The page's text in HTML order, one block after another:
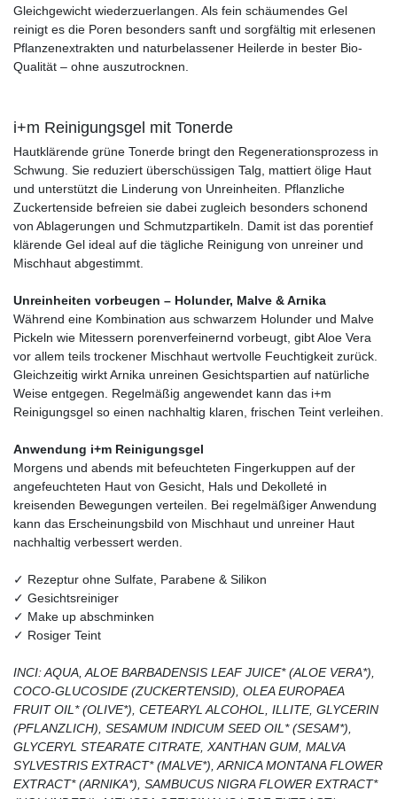
Gleichgewicht wiederzuerlangen. Als fein schäumendes Gel
reinigt es die Poren besonders sanft und sorgfältig mit erlesenen
Pflanzenextrakten und naturbelassener Heilerde in bester Bio-
Qualität – ohne auszutrocknen.
i+m Reinigungsgel mit Tonerde
Hautklärende grüne Tonerde bringt den Regenerationsprozess in
Schwung. Sie reduziert überschüssigen Talg, mattiert ölige Haut
und unterstützt die Linderung von Unreinheiten. Pflanzliche
Zuckertenside befreien sie dabei zugleich besonders schonend
von Ablagerungen und Schmutzpartikeln. Damit ist das porentief
klärende Gel ideal auf die tägliche Reinigung von unreiner und
Mischhaut abgestimmt.
Unreinheiten vorbeugen – Holunder, Malve & Arnika
Während eine Kombination aus schwarzem Holunder und Malve
Pickeln wie Mitessern porenverfeinernd vorbeugt, gibt Aloe Vera
vor allem teils trockener Mischhaut wertvolle Feuchtigkeit zurück.
Gleichzeitig wirkt Arnika unreinen Gesichtspartien auf natürliche
Weise entgegen. Regelmäßig angewendet kann das i+m
Reinigungsgel so einen nachhaltig klaren, frischen Teint verleihen.
Anwendung i+m Reinigungsgel
Morgens und abends mit befeuchteten Fingerkuppen auf der
angefeuchteten Haut von Gesicht, Hals und Dekolleté in
kreisenden Bewegungen verteilen. Bei regelmäßiger Anwendung
kann das Erscheinungsbild von Mischhaut und unreiner Haut
nachhaltig verbessert werden.
✓ Rezeptur ohne Sulfate, Parabene & Silikon
✓ Gesichtsreiniger
✓ Make up abschminken
✓ Rosiger Teint
INCI: AQUA, ALOE BARBADENSIS LEAF JUICE* (ALOE VERA*),
COCO-GLUCOSIDE (ZUCKERTENSID), OLEA EUROPAEA
FRUIT OIL* (OLIVE*), CETEARYL ALCOHOL, ILLITE, GLYCERIN
(PFLANZLICH), SESAMUM INDICUM SEED OIL* (SESAM*),
GLYCERYL STEARATE CITRATE, XANTHAN GUM, MALVA
SYLVESTRIS EXTRACT* (MALVE*), ARNICA MONTANA FLOWER
EXTRACT* (ARNIKA*), SAMBUCUS NIGRA FLOWER EXTRACT*